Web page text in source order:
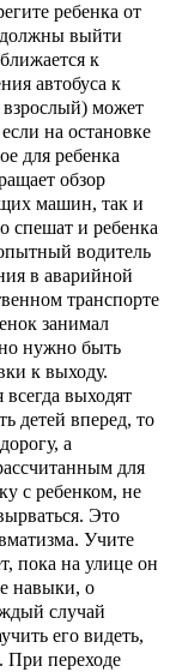
ребенка от
выйти
к
автобуса к
взрослый) может
на остановке
для ребенка
обзор
машин, так и
спешат и ребенка
водитель
в аварийной
транспорте
занимал
нужно быть
к выходу.
выходят
детей вперед, то
а
для
с ребенком, не
Это
Учите
пока на улице он
навыки, о
случай
его видеть,
При переходе